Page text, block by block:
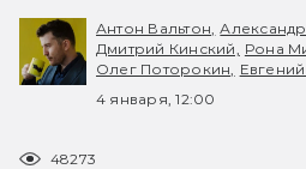
Антон Вальтон, Александр
Дмитрий Кинский,
Рона
Олег Поторокин,
4 января, 12:00
48273